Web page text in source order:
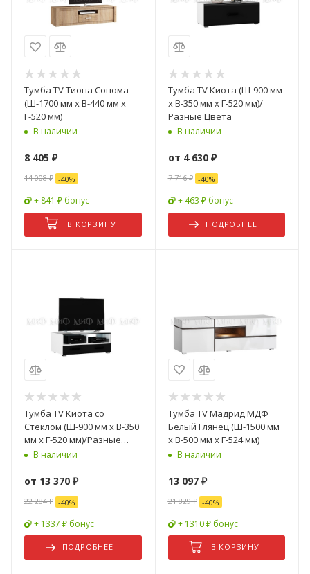
Тумба TV Тиона Сонома
(Ш-1700 мм x В-440 мм x
Г-520 мм)
В наличии
8 405 ₽
14 008₽ -40%
+ 841 ₽ бонус
В КОРЗИНУ
Тумба TV Киота (Ш-900 мм
x В-350 мм x Г-520 мм)/
Разные Цвета
В наличии
от 4 630 ₽
7 716 ₽ -40%
+ 463 ₽ бонус
ПОДРОБНЕЕ
Тумба TV Киота со
Стеклом (Ш-900 мм x В-350
мм x Г-520 мм)/Разные
Цвета
В наличии
от 13 370 ₽
22 284 ₽ -40%
+ 1337 ₽ бонус
ПОДРОБНЕЕ
Тумба TV Мадрид МДФ
Белый Глянец (Ш-1500 мм
x В-500 мм x Г-524 мм)
В наличии
13 097₽
21 829₽ -40%
+ 1310 ₽ бонус
В КОРЗИНУ